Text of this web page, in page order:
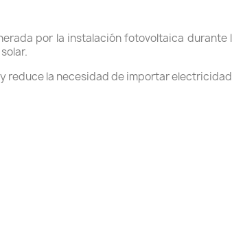
por la instalación fotovoltaica durante
la necesidad de importar